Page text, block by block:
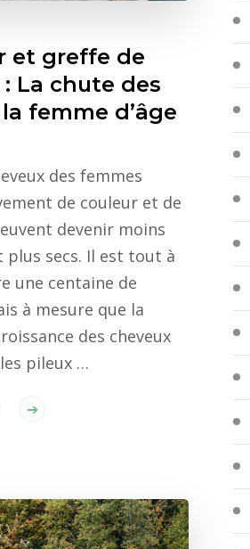
et greffe de
La chute des
femme d’âge
des femmes
de couleur et de
devenir moins
secs. Il est tout à
une centaine de
à mesure que la
des cheveux
pileux …